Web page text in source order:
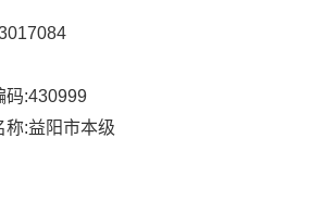
码:430999
称:益阳市本级